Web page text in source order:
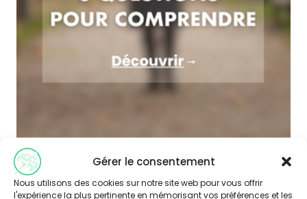
Gérer le consentement
Nous utilisons des cookies sur notre site web pour vous offrir
l'expérience la plus pertinente en mémorisant vos préférences et les